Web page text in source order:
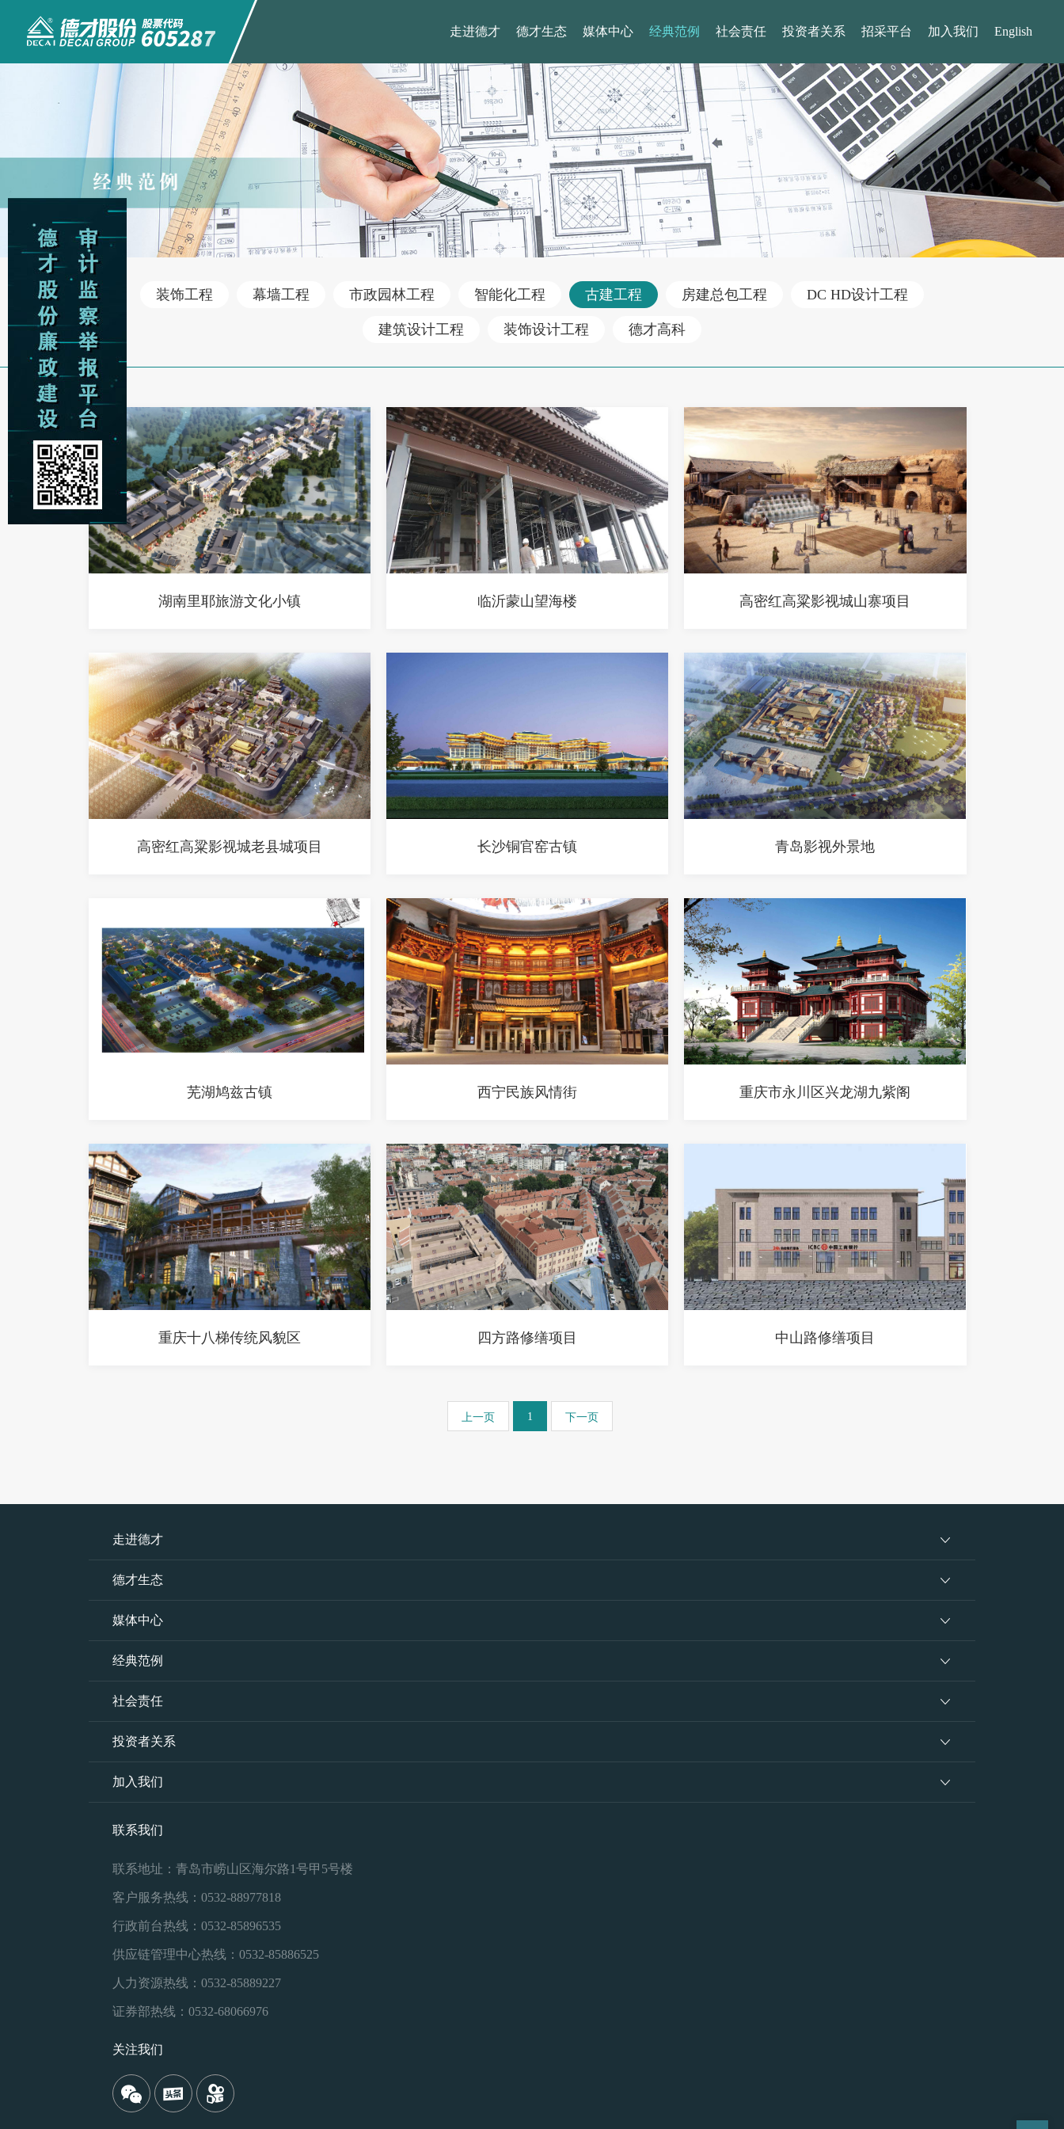
走进德才 德才生态 媒体中心 经典范例 社会责任 投资者关系 招采平台 加入我们 English
装饰工程 幕墙工程 市政园林工程 智能化工程 古建工程 房建总包工程 DC HD设计工程
建筑设计工程 装饰设计工程 德才高科
湖南里耶旅游文化小镇 临沂蒙山望海楼 高密红高粱影视城山寨项目
高密红高粱影视城老县城项目 长沙铜官窑古镇 青岛影视外景地
芜湖鸠兹古镇 西宁民族风情街 重庆市永川区兴龙湖九紫阁
重庆十八梯传统风貌区 四方路修缮项目 中山路修缮项目
上一页 1 下一页
走进德才
德才生态
媒体中心
经典范例
社会责任
投资者关系
加入我们
联系我们
联系地址：青岛市崂山区海尔路1号甲5号楼
客户服务热线：0532-88977818
行政前台热线：0532-85896535
供应链管理中心热线：0532-85886525
人力资源热线：0532-85889227
证券部热线：0532-68066976
关注我们